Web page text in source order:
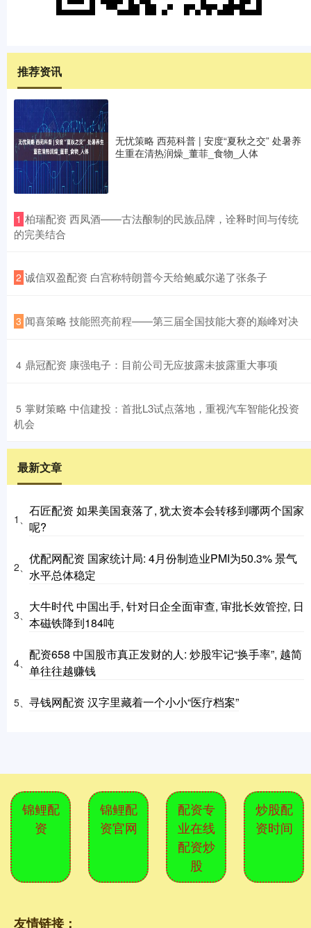
推荐资讯
无忧策略 西苑科普 | 安度“夏秋之交” 处暑养
生重在清热润燥_董菲_食物_人体
1 ​柏瑞配资 西凤酒——古法酿制的民族品牌，诠释时间与传统
的完美结合
2 ​诚信双盈配资 白宫称特朗普今天给鲍威尔递了张条子
3 ​闻喜策略 技能照亮前程——第三届全国技能大赛的巅峰对决
4 ​鼎冠配资 康强电子：目前公司无应披露未披露重大事项
5 ​掌财策略 中信建投：首批L3试点落地，重视汽车智能化投资
机会
最新文章
1、
石匠配资 如果美国衰落了, 犹太资本会转移到哪两个国家
呢?
2、
优配网配资 国家统计局: 4月份制造业PMI为50.3% 景气
水平总体稳定
3、
大牛时代 中国出手, 针对日企全面审查, 审批长效管控, 日
本磁铁降到184吨
4、
配资658 中国股市真正发财的人: 炒股牢记“换手率”, 越简
单往往越赚钱
5、 寻钱网配资 汉字里藏着一个小小“医疗档案”
锦鲤配
资
锦鲤配
资官网
配资专
业在线
配资炒
股
炒股配
资时间
友情链接：